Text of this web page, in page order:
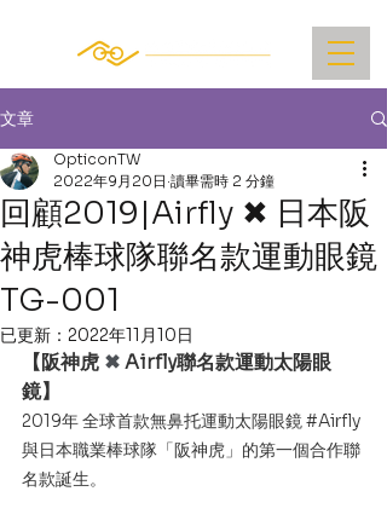
文章
回顧2019|Airfly ✖ 日本阪
神虎棒球隊聯名款運動眼鏡
TG-001
OpticonTW
2022年9月20日 讀畢需時 2 分鐘
已更新： 2022年11月10日
【阪神虎 ✖ Airfly聯名款運動太陽眼
鏡】
2019年 全球首款無鼻托運動太陽眼鏡 #Airfly
與日本職業棒球隊「阪神虎」的第一個合作聯
名款誕生。